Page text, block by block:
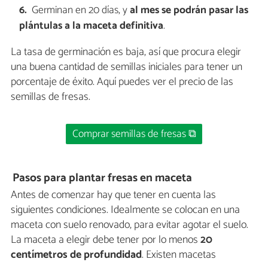
Germinan en 20 días, yal mes se podrán pasar las
plántulas a la maceta definitiva.
La tasa de germinación es baja, así que procura elegir
una buena cantidad de semillas iniciales para tener un
porcentaje de éxito. Aquí puedes ver el precio de las
semillas de fresas.
Comprar semillas de fresas ⧉
Pasos para plantar fresas en maceta
Antes de comenzar hay que tener en cuenta las
siguientes condiciones. Idealmente se colocan en una
maceta con suelo renovado, para evitar agotar el suelo.
La maceta a elegir debe tener por lo menos20
centímetros de profundidad. Existen macetas